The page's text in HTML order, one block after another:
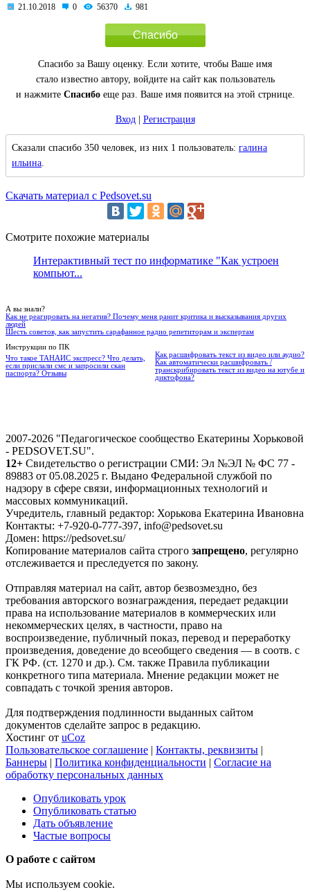
21.10.2018
0 56370 981
Спасибо
Спасибо за Вашу оценку. Если хотите, чтобы Ваше имя
стало известно автору, войдите на сайт как пользователь
и нажмите Спасибоеще раз. Ваше имя появится на этой стрнице.
Вход| Регистрация
Сказали спасибо 350 человек, из них 1 пользователь: галина
ильина
Скачать материал с Pedsovet.su
Смотрите похожие материалы
Интерактивный тест по информатике "Как устроен
компьют...
А вы знали?
Как не реагировать на негатив? Почему меня ранит критика и высказывания других
людей
Шесть советов, как запустить сарафанное радио репетиторам и экспертам
Инструкции по ПК
Что такое ТАНАИС экспресс? Что делать,
если прислали смс и запросили скан
паспорта? Отзывы
Как расшифровать текст из видео или аудио?
Как автоматически расшифровать /
транскрибировать текст из видео на ютубе и
диктофона?
2007-2026 "Педагогическое сообщество Екатерины Хорьковой
- PEDSOVET.SU".
12+ Свидетельство о регистрации СМИ: Эл №ЭЛ № ФС 77 -
89883 от 05.08.2025 г. Выдано Федеральной службой по
надзору в сфере связи, информационных технологий и
массовых коммуникаций.
Учредитель, главный редактор: Хорькова Екатерина Ивановна
Контакты: +7-920-0-777-397, info@pedsovet.su
Домен: https://pedsovet.su/
Копирование материалов сайта строго запрещено, регулярно
отслеживается и преследуется по закону.
Отправляя материал на сайт, автор безвозмездно, без
требования авторского вознаграждения, передает редакции
права на использование материалов в коммерческих или
некоммерческих целях, в частности, право на
воспроизведение, публичный показ, перевод и переработку
произведения, доведение до всеобщего сведения — в соотв. с
ГК РФ. (ст. 1270 и др.). См. также Правила публикации
конкретного типа материала. Мнение редакции может не
совпадать с точкой зрения авторов.
Для подтверждения подлинности выданных сайтом
документов сделайте запрос в редакцию.
Хостинг от uCoz
Пользовательское соглашение | Контакты, реквизиты |
Баннеры | Политика конфиденциальности | Согласие на
обработку персональных данных
Опубликовать урок
Опубликовать статью
Дать объявление
Частые вопросы
О работе с сайтом
Мы используем cookie.